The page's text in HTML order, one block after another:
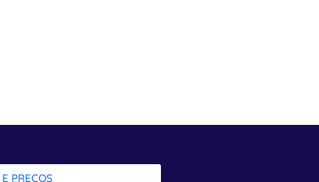
PREÇOS